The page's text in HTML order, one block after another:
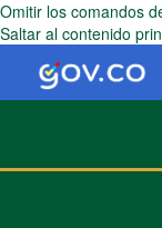
Omitir los comandos
Saltar al contenido